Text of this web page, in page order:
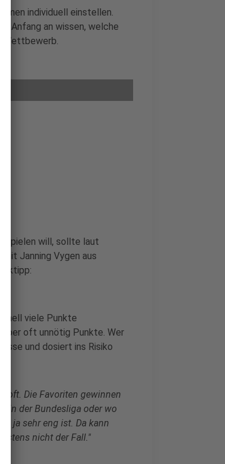
individuell einstellen.
Anfang an wissen, welche
Wettbewerb.
will, sollte laut
Janning Vygen aus
viele Punkte
oft unnötig Punkte. Wer
und dosiert ins Risiko
oft. Die Favoriten gewinnen
in der Bundesliga oder wo
ja sehr eng ist. Da kann
nicht der Fall."